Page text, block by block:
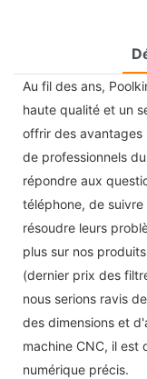
Au fil des ans,
haute qualité et un
offrir des avantages
de professionnels
répondre aux
téléphone, de
résoudre leurs
plus sur nos
(dernier prix des
nous serions ravis
des dimensions et
machine CNC, il
numérique précis.